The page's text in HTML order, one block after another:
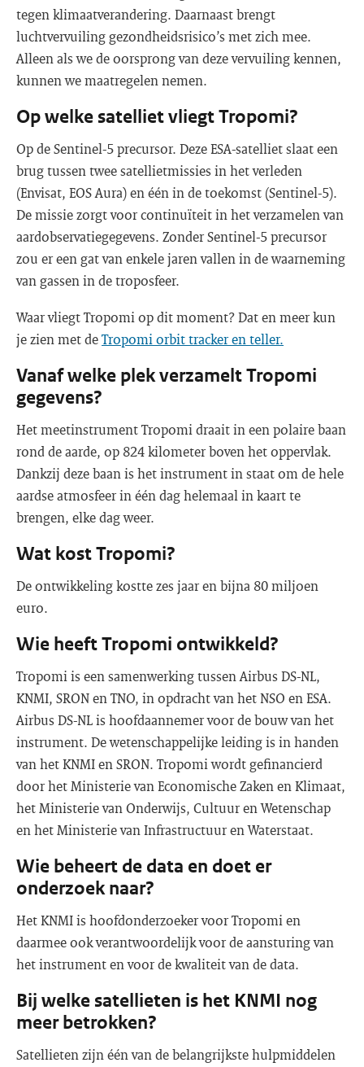
tegen klimaatverandering. Daarnaast brengt
luchtvervuiling gezondheidsrisico’s met zich mee.
Alleen als we de oorsprong van deze vervuiling kennen,
kunnen we maatregelen nemen.
Op welke satelliet vliegt Tropomi?
Op de Sentinel-5 precursor. Deze ESA-satelliet slaat een
brug tussen twee satellietmissies in het verleden
(Envisat, EOS Aura) en één in de toekomst (Sentinel-5).
De missie zorgt voor continuïteit in het verzamelen van
aardobservatiegegevens. Zonder Sentinel-5 precursor
zou er een gat van enkele jaren vallen in de waarneming
van gassen in de troposfeer.
Waar vliegt Tropomi op dit moment? Dat en meer kun
je zien met deTropomi orbit tracker en teller.
Vanaf welke plek verzamelt Tropomi
gegevens?
Het meetinstrument Tropomi draait in een polaire baan
rond de aarde, op 824 kilometer boven het oppervlak.
Dankzij deze baan is het instrument in staat om de hele
aardse atmosfeer in één dag helemaal in kaart te
brengen, elke dag weer.
Wat kost Tropomi?
De ontwikkeling kostte zes jaar en bijna 80 miljoen
euro.
Wie heeft Tropomi ontwikkeld?
Tropomi is een samenwerking tussen Airbus DS-NL,
KNMI, SRON en TNO, in opdracht van het NSO en ESA.
Airbus DS-NL is hoofdaannemer voor de bouw van het
instrument. De wetenschappelijke leiding is in handen
van het KNMI en SRON. Tropomi wordt gefinancierd
door het Ministerie van Economische Zaken en Klimaat,
het Ministerie van Onderwijs, Cultuur en Wetenschap
en het Ministerie van Infrastructuur en Waterstaat.
Wie beheert de data en doet er
onderzoek naar?
Het KNMI is hoofdonderzoeker voor Tropomi en
daarmee ook verantwoordelijk voor de aansturing van
het instrument en voor de kwaliteit van de data.
Bij welke satellieten is het KNMI nog
meer betrokken?
Satellieten zijn één van de belangrijkste hulpmiddelen